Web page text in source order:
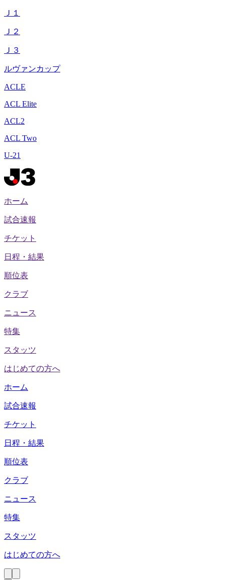
Ｊ１
Ｊ２
Ｊ３
ルヴァンカップ
ACLE
ACL Elite
ACL2
ACL Two
U-21
ホーム
試合速報
チケット
日程・結果
順位表
クラブ
ニュース
特集
スタッツ
はじめての方へ
ホーム
試合速報
チケット
日程・結果
順位表
クラブ
ニュース
特集
スタッツ
はじめての方へ